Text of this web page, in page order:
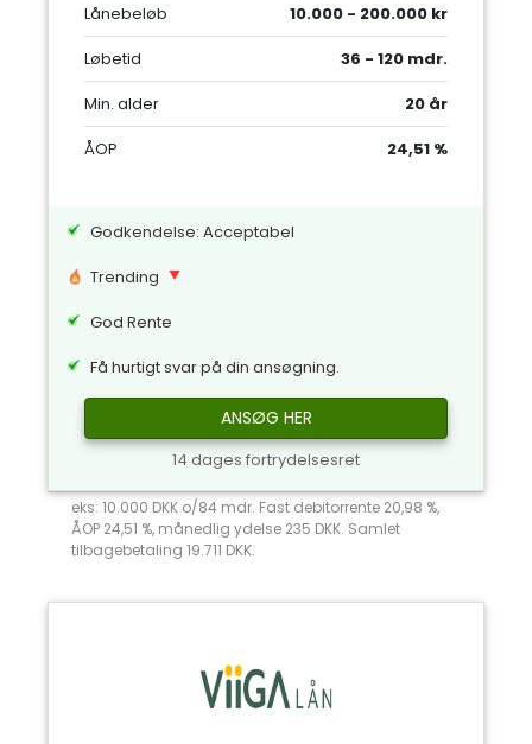
Lånebeløb
10.000 - 200.000 kr
Løbetid
36 - 120 mdr.
Min. alder
20 år
ÅOP
24,51 %
Godkendelse: Acceptabel
Trending
God Rente
Få hurtigt svar på din ansøgning.
ANSØG HER
14 dages fortrydelsesret
eks: 10.000 DKK o/84 mdr. Fast debitorrente 20,98 %,
ÅOP 24,51 %, månedlig ydelse 235 DKK. Samlet
tilbagebetaling 19.711 DKK.